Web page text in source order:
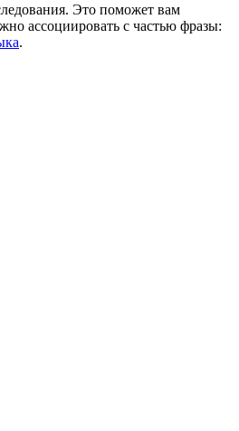
Это поможет вам
ассоциировать с частью фразы:
.